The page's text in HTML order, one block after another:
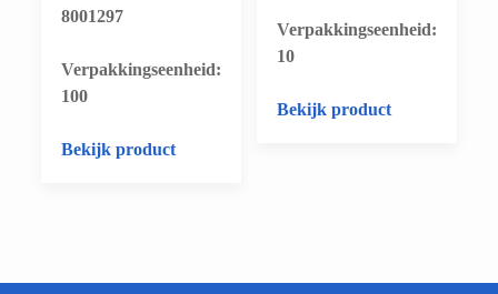
8001297
​Verpakkingseenheid:
100
Bekijk product
​Verpakkingseenheid:
10
Bekijk product